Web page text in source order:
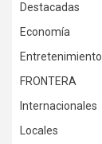
Destacadas
Economía
Entretenimiento
FRONTERA
Internacionales
Locales